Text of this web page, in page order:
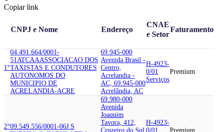
Copiar link
CNPJ e Nome Endereço
CNAE
e Setor
Faturamento
1°
04.491.664/0001-
51 ATCAAASSOCIACAO DOS
TAXISTAS E CONDUTORES
AUTONOMOS DO
MUNICIPIO DE
ACRELANDIA-ACRE
69.945-000
Avenida Brasil -
Centro,
Acrelandia -
AC, 69.945-000
Acrelândia, AC
H-4923-
0/01
Serviços
Premium
2°09.549.556/0001-06J S
69.980-000
Avenida
Joaquim
Tavora, 412,
Cruzeiro do Sul
H-4923-
0/01
Premium